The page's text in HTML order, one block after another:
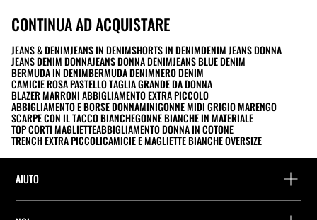
CONTINUA AD ACQUISTARE
JEANS & DENIMJEANS IN DENIMSHORTS IN DENIMDENIM JEANS DONNA
JEANS DENIM DONNAJEANS DONNA DENIMJEANS BLUE DENIM
BERMUDA IN DENIMBERMUDA DENIMNERO DENIM
CAMICIE ROSA PASTELLO TAGLIA GRANDE DA DONNA
BLAZER MARRONI ABBIGLIAMENTO EXTRA PICCOLO
ABBIGLIAMENTO E BORSE DONNAMINIGONNE MIDI GRIGIO MARENGO
SCARPE CON IL TACCO BIANCHEGONNE BIANCHE IN MATERIALE
TOP CORTI MAGLIETTEABBIGLIAMENTO DONNA IN COTONE
TRENCH EXTRA PICCOLICAMICIE E MAGLIETTE BIANCHE OVERSIZE
AIUTO